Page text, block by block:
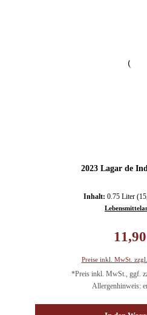
2023 Lagar de
Inhalt: 0.75 Liter
Preise inkl. MwSt.
*Preis inkl. MwSt., ggf.
Allergenhinweis: